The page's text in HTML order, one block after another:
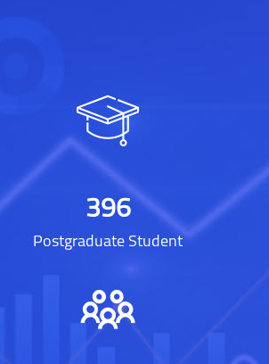
412
Postgraduate Student